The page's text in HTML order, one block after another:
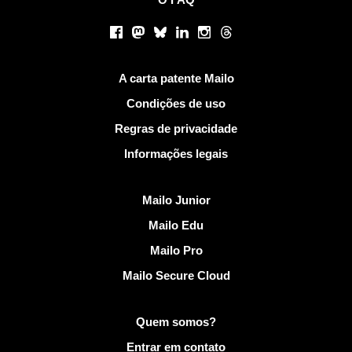
Facebook
Mastodon
BlueskyLinkedInInstagram
Threads
A carta patente Mailo
Condições de uso
Regras de privacidade
Informações legais
Mailo Junior
Mailo Edu
Mailo Pro
Mailo Secure Cloud
Mais informações em MailoQuem somos?
Entrar em contato